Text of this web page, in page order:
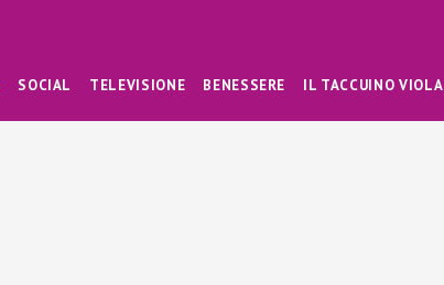
SOCIAL TELEVISIONE BENESSERE IL TACCUINO VIOLA